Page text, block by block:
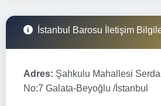
İstanbul Barosu İletişim
Adres: Şahkulu Mahallesi
No:7 Galata-Beyoğlu /İstanbul